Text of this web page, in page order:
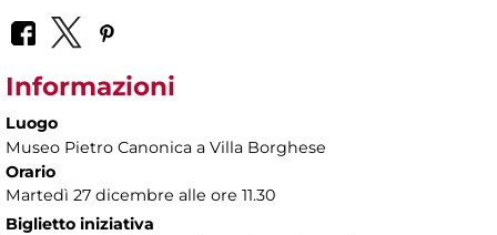
Informazioni
Luogo
Museo Pietro Canonica a Villa Borghese
Orario
Martedì 27 dicembre alle ore 11.30
Biglietto iniziativa